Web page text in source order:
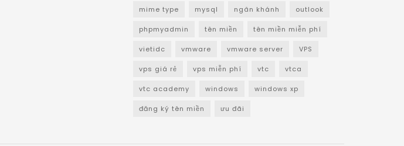
mime type mysql ngân khánh outlook
phpmyadmin tên miền tên miền miễn phí
vietidc vmware vmware server VPS
vps giá rẻ vps miễn phí vtc vtca
vtc academy windows windows xp
đăng ký tên miền ưu đãi